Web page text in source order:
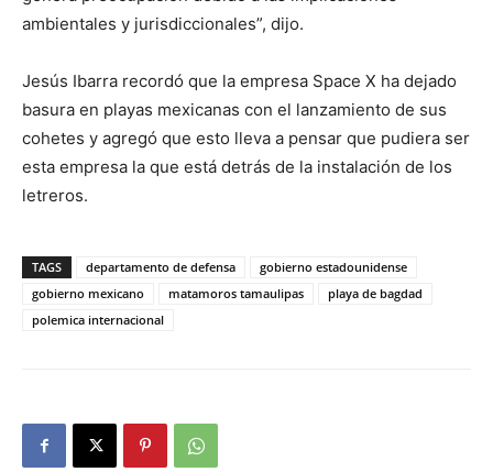
ambientales y jurisdiccionales”, dijo.
Jesús Ibarra recordó que la empresa Space X ha dejado
basura en playas mexicanas con el lanzamiento de sus
cohetes y agregó que esto lleva a pensar que pudiera ser
esta empresa la que está detrás de la instalación de los
letreros.
TAGS departamento de defensa
gobierno estadounidense
gobierno mexicano
matamoros tamaulipas
playa de bagdad
polemica internacional